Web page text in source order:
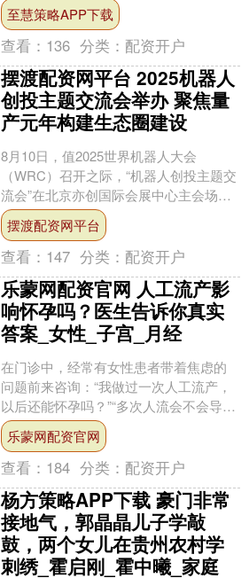
年....
至慧策略APP下载
查看： 136 分类： 配资开户
摆渡配资网平台 2025机器人
创投主题交流会举办 聚焦量
产元年构建生态圈建设
8月10日，值2025世界机器人大会
（WRC）召开之际，“机器人创投主题交
流会”在北京亦创国际会展中心主会场同
期举行。作为本届大会最受关注的产业
资本专场之一，活....
摆渡配资网平台
查看： 147 分类： 配资开户
乐蒙网配资官网 人工流产影
响怀孕吗？医生告诉你真实
答案_女性_子宫_月经
在门诊中，经常有女性患者带着焦虑的
问题前来咨询：“我做过一次人工流产，
以后还能怀孕吗？”“多次人流会不会导致
不孕？”这些疑问，背后其实是对身体健
康和未来生育能力....
乐蒙网配资官网
查看： 184 分类： 配资开户
杨方策略APP下载 豪门非常
接地气，郭晶晶儿子学敲
鼓，两个女儿在贵州农村学
刺绣_霍启刚_霍中曦_家庭